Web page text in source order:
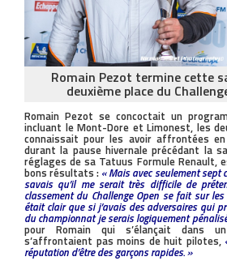
Romain Pezot termine cette
deuxième place du
Romain Pezot se concoctait un
incluant le Mont-Dore et Limonest, les
connaissait pour les avoir affrontées en
durant la pause hivernale précédant la
réglages de sa Tatuus Formule Renault,
bons résultats : « Mais avec seulement sept
savais qu’il me serait très difficile de
classement du Challenge Open se fait sur
était clair que si j’avais des adversaires qui
du championnat je serais logiquement
pour Romain qui s’élançait dans
s’affrontaient pas moins de huit pilotes,
réputation d’être des garçons rapides. »